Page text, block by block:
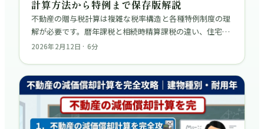
計算方法から特例まで保存版解説
不動産の贈与税計算は複雑な税率構造と各種特例制度の理
解が必要です。暦年課税と相続時精算課税の違い、住宅取
得等資金の特例、夫婦間贈与の特例など、確定申告に役立
2026年2月12日 · 6分